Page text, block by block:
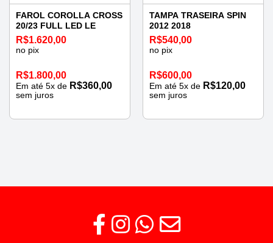
FAROL COROLLA CROSS
20/23 FULL LED LE
R$1.620,00
no pix
R$1.800,00
Em até 5x de R$360,00
sem juros
TAMPA TRASEIRA SPIN
2012 2018
R$540,00
no pix
R$600,00
Em até 5x de R$120,00
sem juros